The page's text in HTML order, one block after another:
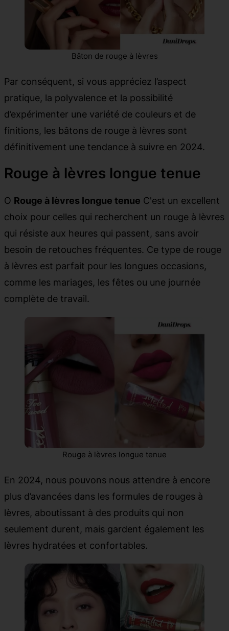
Bâton de rouge à lèvres
Par conséquent, si vous appréciez l’aspect
pratique, la polyvalence et la possibilité
d’expérimenter une variété de couleurs et de
finitions, les bâtons de rouge à lèvres sont
définitivement une tendance à suivre en 2024.
Rouge à lèvres longue tenue
O Rouge à lèvres longue tenue C'est un excellent
choix pour celles qui recherchent un rouge à lèvres
qui résiste aux heures qui passent, sans avoir
besoin de retouches fréquentes. Ce type de rouge
à lèvres est parfait pour les longues occasions,
comme les mariages, les fêtes ou une journée
complète de travail.
Rouge à lèvres longue tenue
En 2024, nous pouvons nous attendre à encore
plus d’avancées dans les formules de rouges à
lèvres, aboutissant à des produits qui non
seulement durent, mais gardent également les
lèvres hydratées et confortables.